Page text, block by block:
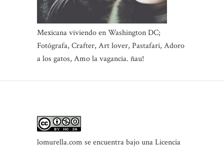
Mexicana viviendo en Washington DC;
Fotógrafa, Crafter, Art lover, Pastafari, Adoro
a los gatos, Amo la vagancia. ñau!
lomurella.com se encuentra bajo una Licencia